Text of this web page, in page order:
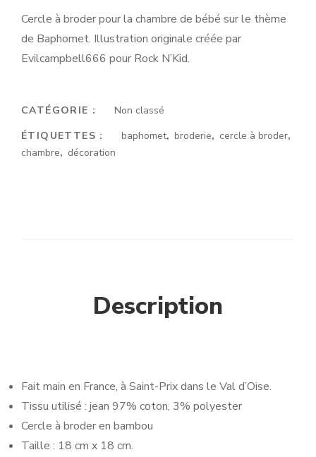
Cercle à broder pour la chambre de bébé sur le thème
de Baphomet. Illustration originale créée par
Evilcampbell666 pour Rock N’Kid.
CATÉGORIE :
Non classé
ÉTIQUETTES :
baphomet,broderie, cercle à broder,
chambre, décoration
Description
Fait main en France, à Saint-Prix dans le Val d’Oise.
Tissu utilisé : jean 97% coton, 3% polyester
Cercle à broder en bambou
Taille : 18 cm x 18 cm.